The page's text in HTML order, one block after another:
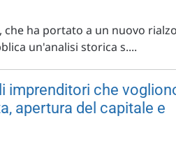
che ha portato a un nuovo
un'analisi storica s....
imprenditori che
apertura del capitale e